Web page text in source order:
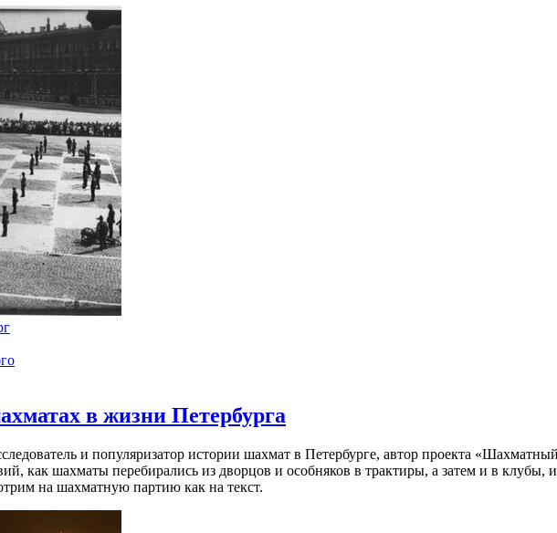
в жизни Петербурга
и популяризатор истории шахмат в Петербурге, автор проекта
как шахматы перебирались из дворцов и особняков в трактиры, а затем и в
на шахматную партию как на текст.